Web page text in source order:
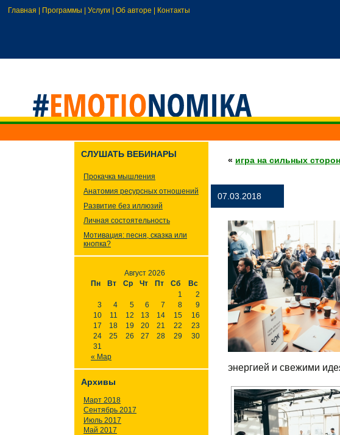
Главная Программы Услуги Об авторе Контакты
СЛУШАТЬ ВЕБИНАРЫ
Прокачка мышления
Анатомия ресурсных отношений
Развитие без иллюзий
Личная состоятельность
Мотивация: песня, сказка или
кнопка?
Август 2026
Пн
Вт Ср Чт Пт Сб Вс
« Мар
1
2
3
4 5 6 7 8
9
10
11 12 13 14 15
16
17
18 19 20 21 22
23
24
25 26 27 28 29
30
31
Архивы
Март 2018
Сентябрь 2017
Июль 2017
Май 2017
« игра на сильных
07.03.2018
энергией и свежими